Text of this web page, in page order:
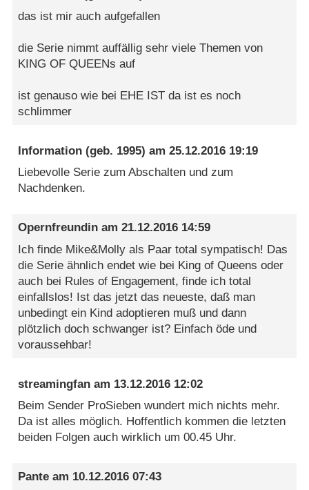
das ist mir auch aufgefallen
die Serie nimmt auffällig sehr viele Themen von
KING OF QUEENs auf
ist genauso wie bei EHE IST da ist es noch
schlimmer
Information (geb. 1995) am25.12.2016 19:19
Liebevolle Serie zum Abschalten und zum
Nachdenken.
Opernfreundin am21.12.2016 14:59
Ich finde Mike&Molly als Paar total sympatisch! Das
die Serie ähnlich endet wie bei King of Queens oder
auch bei Rules of Engagement, finde ich total
einfallslos! Ist das jetzt das neueste, daß man
unbedingt ein Kind adoptieren muß und dann
plötzlich doch schwanger ist? Einfach öde und
voraussehbar!
streamingfan am 13.12.2016 12:02
Beim Sender ProSieben wundert mich nichts mehr.
Da ist alles möglich. Hoffentlich kommen die letzten
beiden Folgen auch wirklich um 00.45 Uhr.
Pante am 10.12.2016 07:43